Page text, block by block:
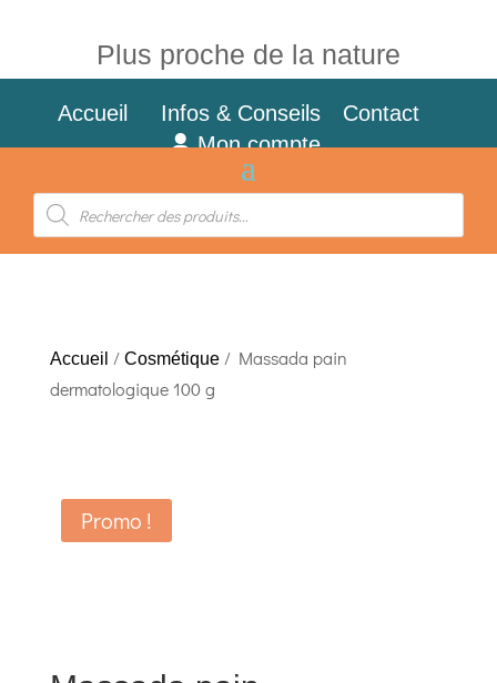
Plus proche de la nature
Accueil Infos & Conseils
Contact
Mon compte
Recherche
produits
Accueil / Cosmétique/ Massada pain
dermatologique 100 g
Promo !